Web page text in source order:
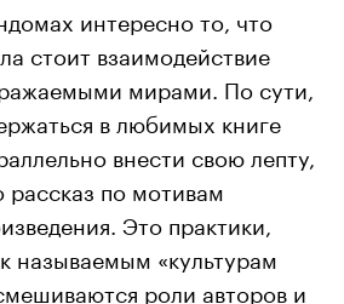
интересно то, что
стоит взаимодействие
мирами. По сути,
в любимых книге
внести свою лепту,
рассказ по мотивам
Это практики,
называемым «культурам
роли авторов и